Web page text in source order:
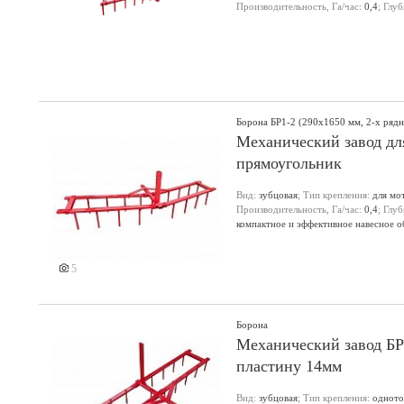
Производительность, Га/час: 0,4;
5
Борона БР1-2 (290х1650 мм, 2-х
Механический завод
прямоугольник
Вид: зубцовая; Тип крепления: для
Производительность, Га/час: 0,4;
компактное и эффективное навесное
10 см. Это позволяет аккуратно
задач. Борона оснащена надёжной
при весе 20 кг. Это облегчает её
участках. Модель БР1-2 разработана
промышленного сельского хозяйства.
Борона
Механический завод
пластину 14мм
Вид: зубцовая; Тип крепления: